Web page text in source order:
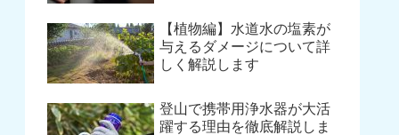
【植物編】水道水の塩素が
与えるダメージについて詳
しく解説します
登山で携帯用浄水器が大活
躍する理由を徹底解説しま